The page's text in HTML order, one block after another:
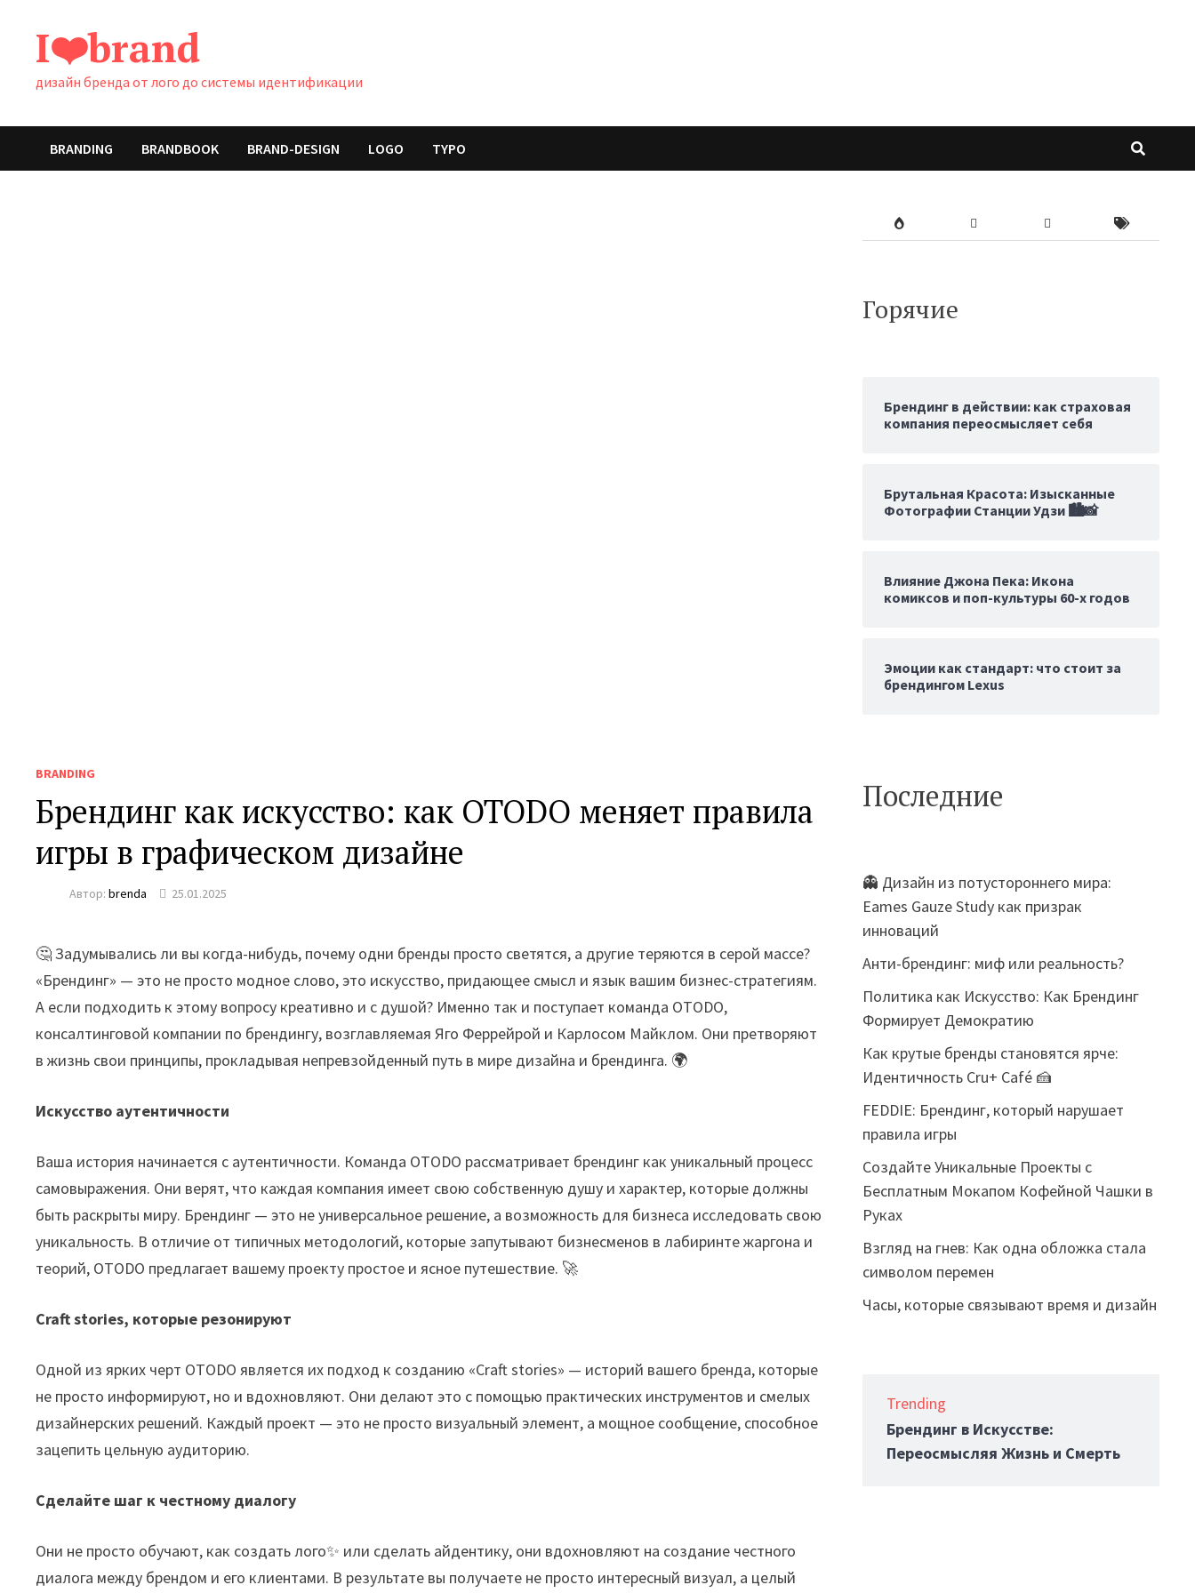
содержимому
I❤️brand
дизайн бренда от лого до системы идентификации
BRANDING BRANDBOOK BRAND-DESIGN LOGO TYPO
BRANDING
Брендинг как искусство: как OTODO меняет правила
игры в графическом дизайне
Автор:brenda 25.01.2025
🤔 Задумывались ли вы когда-нибудь, почему одни бренды просто светятся, а другие теряются в серой массе?
«Брендинг» — это не просто модное слово, это искусство, придающее смысл и язык вашим бизнес-стратегиям.
А если подходить к этому вопросу креативно и с душой? Именно так и поступает команда OTODO,
консалтинговой компании по брендингу, возглавляемая Яго Феррейрой и Карлосом Майклом. Они претворяют
в жизнь свои принципы, прокладывая непревзойденный путь в мире дизайна и брендинга. 🌍
Искусство аутентичности
Ваша история начинается с аутентичности. Команда OTODO рассматривает брендинг как уникальный процесс
самовыражения. Они верят, что каждая компания имеет свою собственную душу и характер, которые должны
быть раскрыты миру. Брендинг — это не универсальное решение, а возможность для бизнеса исследовать свою
уникальность. В отличие от типичных методологий, которые запутывают бизнесменов в лабиринте жаргона и
теорий, OTODO предлагает вашему проекту простое и ясное путешествие. 🚀
Craft stories, которые резонируют
Одной из ярких черт OTODO является их подход к созданию «Craft stories» — историй вашего бренда, которые
не просто информируют, но и вдохновляют. Они делают это с помощью практических инструментов и смелых
дизайнерских решений. Каждый проект — это не просто визуальный элемент, а мощное сообщение, способное
зацепить цельную аудиторию.
Сделайте шаг к честному диалогу
Они не просто обучают, как создать лого✨ или сделать айдентику, они вдохновляют на создание честного
диалога между брендом и его клиентами. В результате вы получаете не просто интересный визуал, а целый
Горячие
Брендинг в действии: как страховая
компания переосмысляет себя
Брутальная Красота: Изысканные
Фотографии Станции Удзи 🏙️📸
Влияние Джона Пека: Икона
комиксов и поп-культуры 60-х годов
Эмоции как стандарт: что стоит за
брендингом Lexus
Последние
👻 Дизайн из потустороннего мира:
Eames Gauze Study как призрак
инноваций
Анти-брендинг: миф или реальность?
Политика как Искусство: Как Брендинг
Формирует Демократию
Как крутые бренды становятся ярче:
Идентичность Cru+ Café 🍰
FEDDIE: Брендинг, который нарушает
правила игры
Создайте Уникальные Проекты с
Бесплатным Мокапом Кофейной Чашки в
Руках
Взгляд на гнев: Как одна обложка стала
символом перемен
Часы, которые связывают время и дизайн
Trending
Брендинг в Искусстве:
Переосмысляя Жизнь и Смерть